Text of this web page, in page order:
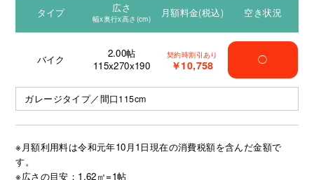
タイプ 広さ
幅x奥行x高さ(cm) 月額料金(税込) 空き状況
バイク 2.00帖
115x270x190
契約時割引あり
￥10,758 ◯
ガレージタイプ／間口115cm
※月額利用料は令和元年10月1日現在の消費税額を含んだ金額で
す。
※広さの目安：1.62㎡=1帖